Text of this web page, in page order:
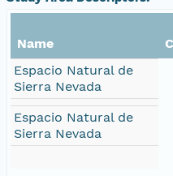
Name
Espacio Natural de
Sierra Nevada
Espacio Natural de
Sierra Nevada